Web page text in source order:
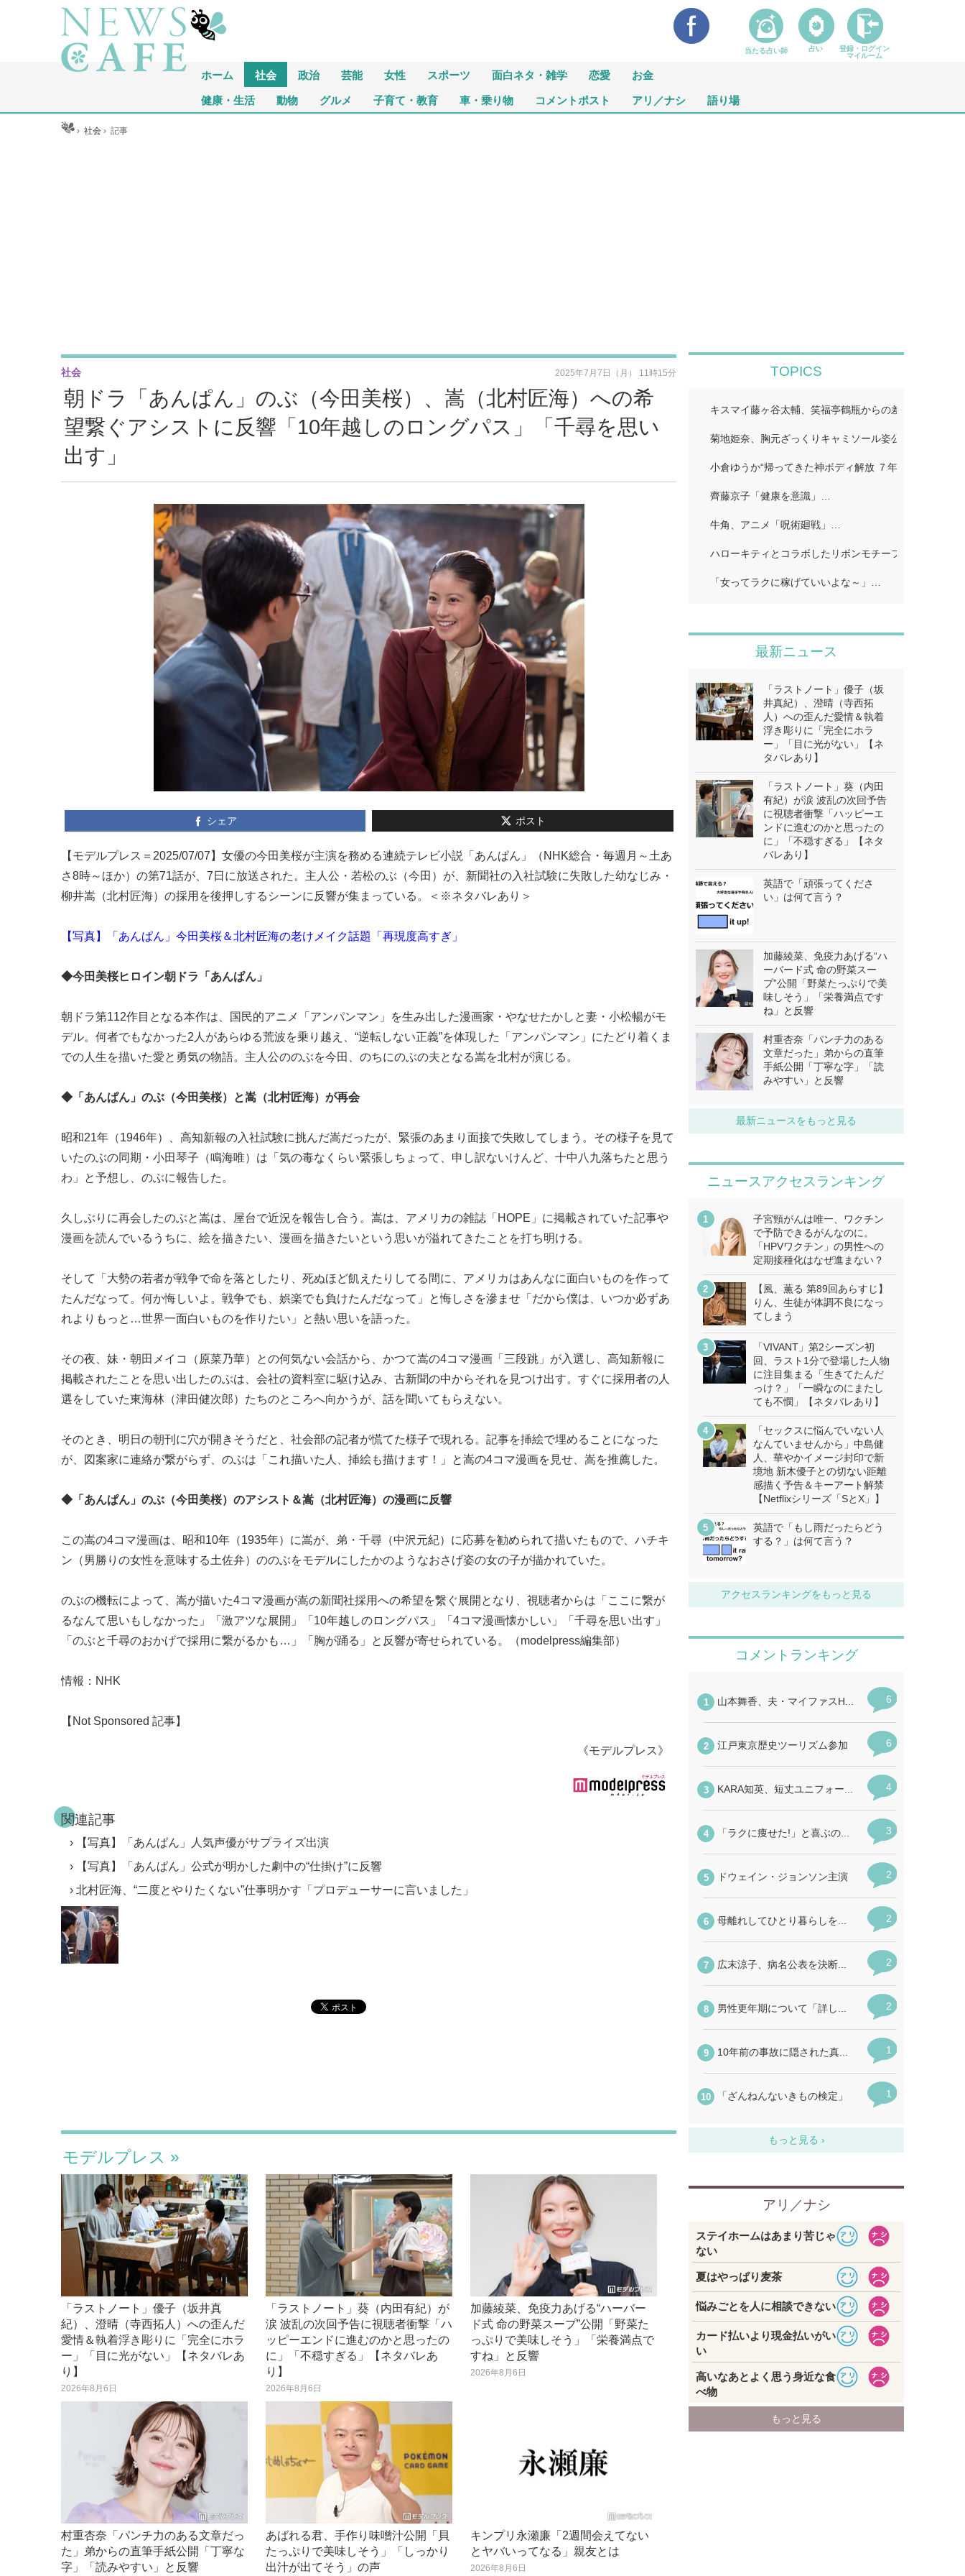
ホーム 社会 政治 芸能 女性 スポーツ 面白ネタ・雑学 恋愛 お金
健康・生活 動物 グルメ 子育て・教育 車・乗り物 コメントポスト アリ／ナシ 語り場
ホーム ›社会 ›記事
朝ドラ「あんぱん」のぶ（今田美桜）、嵩（北村匠海）への希
望繋ぐアシストに反響「10年越しのロングパス」「千尋を思い
出す」
社会 2025年7月7日（月） 11時15分
シェア ポスト
【モデルプレス＝2025/07/07】女優の今田美桜が主演を務める連続テレビ小説「あんぱん」（NHK総合・毎週月～土あ
さ8時～ほか）の第71話が、7日に放送された。主人公・若松のぶ（今田）が、新聞社の入社試験に失敗した幼なじみ・
柳井嵩（北村匠海）の採用を後押しするシーンに反響が集まっている。＜※ネタバレあり＞
【写真】「あんぱん」今田美桜＆北村匠海の老けメイク話題「再現度高すぎ」
◆今田美桜ヒロイン朝ドラ「あんぱん」
朝ドラ第112作目となる本作は、国民的アニメ「アンパンマン」を生み出した漫画家・やなせたかしと妻・小松暢がモ
デル。何者でもなかった2人があらゆる荒波を乗り越え、“逆転しない正義”を体現した「アンパンマン」にたどり着くま
での人生を描いた愛と勇気の物語。主人公ののぶを今田、のちにのぶの夫となる嵩を北村が演じる。
◆「あんぱん」のぶ（今田美桜）と嵩（北村匠海）が再会
昭和21年（1946年）、高知新報の入社試験に挑んだ嵩だったが、緊張のあまり面接で失敗してしまう。その様子を見て
いたのぶの同期・小田琴子（鳴海唯）は「気の毒なくらい緊張しちょって、申し訳ないけんど、十中八九落ちたと思う
わ」と予想し、のぶに報告した。
久しぶりに再会したのぶと嵩は、屋台で近況を報告し合う。嵩は、アメリカの雑誌「HOPE」に掲載されていた記事や
漫画を読んでいるうちに、絵を描きたい、漫画を描きたいという思いが溢れてきたことを打ち明ける。
そして「大勢の若者が戦争で命を落としたり、死ぬほど飢えたりしてる間に、アメリカはあんなに面白いものを作って
たんだなって。何か悔しいよ。戦争でも、娯楽でも負けたんだなって」と悔しさを滲ませ「だから僕は、いつか必ずあ
れよりもっと…世界一面白いものを作りたい」と熱い思いを語った。
その夜、妹・朝田メイコ（原菜乃華）との何気ない会話から、かつて嵩の4コマ漫画「三段跳」が入選し、高知新報に
掲載されたことを思い出したのぶは、会社の資料室に駆け込み、古新聞の中からそれを見つけ出す。すぐに採用者の人
選をしていた東海林（津田健次郎）たちのところへ向かうが、話を聞いてもらえない。
そのとき、明日の朝刊に穴が開きそうだと、社会部の記者が慌てた様子で現れる。記事を挿絵で埋めることになった
が、図案家に連絡が繋がらず、のぶは「これ描いた人、挿絵も描けます！」と嵩の4コマ漫画を見せ、嵩を推薦した。
◆「あんぱん」のぶ（今田美桜）のアシスト＆嵩（北村匠海）の漫画に反響
この嵩の4コマ漫画は、昭和10年（1935年）に嵩が、弟・千尋（中沢元紀）に応募を勧められて描いたもので、ハチキ
ン（男勝りの女性を意味する土佐弁）ののぶをモデルにしたかのようなおさげ姿の女の子が描かれていた。
のぶの機転によって、嵩が描いた4コマ漫画が嵩の新聞社採用への希望を繋ぐ展開となり、視聴者からは「ここに繋が
るなんて思いもしなかった」「激アツな展開」「10年越しのロングパス」「4コマ漫画懐かしい」「千尋を思い出す」
「のぶと千尋のおかげで採用に繋がるかも…」「胸が踊る」と反響が寄せられている。（modelpress編集部）
情報：NHK
【Not Sponsored 記事】
《モデルプレス》
関連記事
【写真】「あんぱん」人気声優がサプライズ出演
【写真】「あんぱん」公式が明かした劇中の“仕掛け”に反響
北村匠海、“二度とやりたくない”仕事明かす「プロデューサーに言いました」
モデルプレス
「ラストノート」優子（坂井真
紀）、澄晴（寺西拓人）への歪んだ
愛情＆執着浮き彫りに「完全にホラ
ー」「目に光がない」【ネタバレあ
り】
2026年8月6日
「ラストノート」葵（内田有紀）が
涙 波乱の次回予告に視聴者衝撃「ハ
ッピーエンドに進むのかと思ったの
に」「不穏すぎる」【ネタバレあ
り】
2026年8月6日
加藤綾菜、免疫力あげる“ハーバー
ド式 命の野菜スープ”公開「野菜た
っぷりで美味しそう」「栄養満点で
すね」と反響
2026年8月6日
村重杏奈「パンチ力のある文章だっ
た」弟からの直筆手紙公開「丁寧な
字」「読みやすい」と反響
あばれる君、手作り味噌汁公開「貝
たっぷりで美味しそう」「しっかり
出汁が出てそう」の声
キンプリ永瀬廉「2週間会えてない
とヤバいってなる」親友とは
2026年8月6日
TOPICS
キスマイ藤ヶ谷太輔、笑福亭鶴瓶からの差し入れ公開
菊地姫奈、胸元ざっくりキャミソール姿公開「スタイ
小倉ゆうか“帰ってきた神ボディ解放 ７年ぶり「
齊藤京子「健康を意識」…
牛角、アニメ「呪術廻戦」…
ハローキティとコラボしたリボンモチーフのスイーツ
「女ってラクに稼げていいよな～」…
最新ニュース
「ラストノート」優子（坂
井真紀）、澄晴（寺西拓
人）への歪んだ愛情＆執着
浮き彫りに「完全にホラ
ー」「目に光がない」【ネ
タバレあり】
「ラストノート」葵（内田
有紀）が涙 波乱の次回予告
に視聴者衝撃「ハッピーエ
ンドに進むのかと思ったの
に」「不穏すぎる」【ネタ
バレあり】
英語で「頑張ってくださ
い」は何て言う？
加藤綾菜、免疫力あげる“ハ
ーバード式 命の野菜スー
プ”公開「野菜たっぷりで美
味しそう」「栄養満点です
ね」と反響
村重杏奈「パンチ力のある
文章だった」弟からの直筆
手紙公開「丁寧な字」「読
みやすい」と反響
最新ニュースをもっと見る
ニュースアクセスランキング
子宮頸がんは唯一、ワクチン
で予防できるがんなのに。
「HPVワクチン」の男性への
定期接種化はなぜ進まない？
【風、薫る 第89回あらすじ】
りん、生徒が体調不良になっ
てしまう
「VIVANT」第2シーズン初
回、ラスト1分で登場した人物
に注目集まる「生きてたんだ
っけ？」「一瞬なのにまたし
ても不憫」【ネタバレあり】
「セックスに悩んでいない人
なんていませんから」中島健
人、華やかイメージ封印で新
境地 新木優子との切ない距離
感描く予告＆キーアート解禁
【Netflixシリーズ「SとX」】
英語で「もし雨だったらどう
する？」は何て言う？
アクセスランキングをもっと見る
当たる占い師 占い
登録・ログイン
マイルーム